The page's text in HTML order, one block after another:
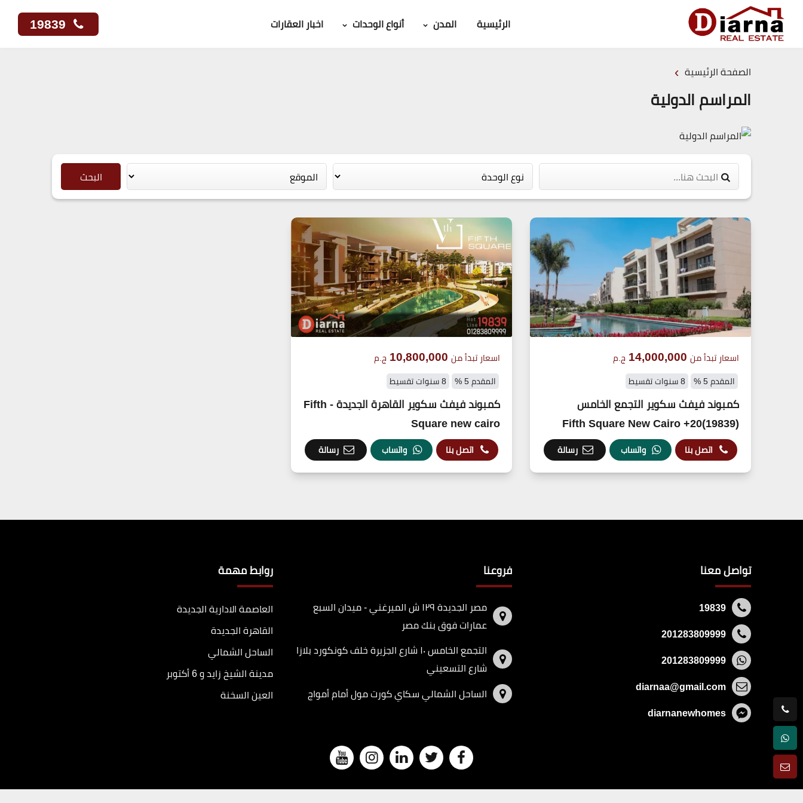
الرئيسية المدن أنواع الوحدات اخبار العقارات
الصفحة الرئيسية ›
المراسم الدولية
البحث
اسعار تبدأ من 14,000,000 ج.م
المقدم 5 % 8 سنوات تقسيط
كمبوند فيفث سكوير التجمع الخامس
(19839)20+ Fifth Square New Cairo
اتصل بنا واتساب رسالة
اسعار تبدأ من 10,800,000 ج.م
المقدم 5 % 8 سنوات تقسيط
كمبوند فيفث سكوير القاهرة الجديدة - Fifth
Square new cairo
اتصل بنا واتساب رسالة
تواصل معنا
19839
201283809999
201283809999
diarnaa@gmail.com
diarnanewhomes
فروعنا
مصر الجديدة ١٢٩ ش الميرغني - ميدان السبع
عمارات فوق بنك مصر
التجمع الخامس ١٠ شارع الجزيرة خلف كونكورد بلازا
شارع التسعيني
الساحل الشمالي سكاي كورت مول أمام أمواج
روابط مهمة
العاصمة الادارية الجديدة
القاهرة الجديدة
الساحل الشمالي
مدينة الشيخ زايد و 6 أكتوبر
العين السخنة